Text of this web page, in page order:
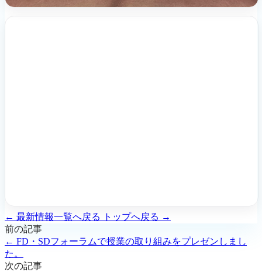
← 最新情報一覧へ戻る
トップへ戻る →
前の記事
← FD・SDフォーラムで授業の取り組みをプレゼンしまし
た。
次の記事